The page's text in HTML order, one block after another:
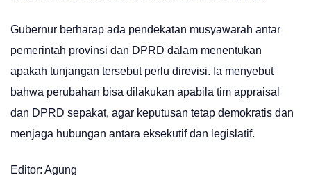
Gubernur berharap ada pendekatan musyawarah antar
pemerintah provinsi dan DPRD dalam menentukan
apakah tunjangan tersebut perlu direvisi. Ia menyebut
bahwa perubahan bisa dilakukan apabila tim appraisal
dan DPRD sepakat, agar keputusan tetap demokratis dan
menjaga hubungan antara eksekutif dan legislatif.
Editor: Agung